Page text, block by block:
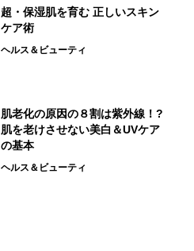
超・保湿肌を育む 正しいスキン
ケア術
ヘルス＆ビューティ
肌老化の原因の８割は紫外線！?
肌を老けさせない美白＆UVケア
の基本
ヘルス＆ビューティ